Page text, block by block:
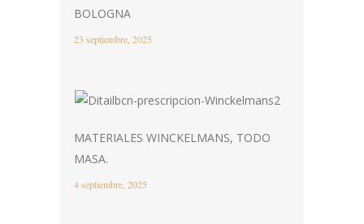
BOLOGNA
23 septiembre, 2025
MATERIALES WINCKELMANS, TODO
MASA.
4 septiembre, 2025